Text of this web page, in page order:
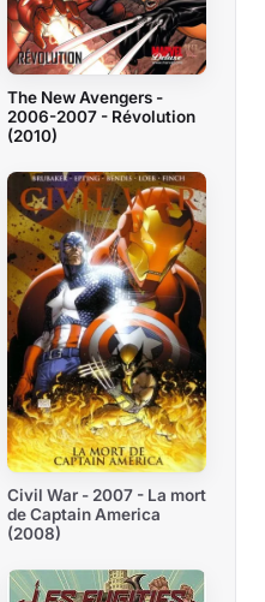
The New Avengers -
2006-2007 - Révolution
(2010)
Civil War - 2007 - La mort
de Captain America
(2008)